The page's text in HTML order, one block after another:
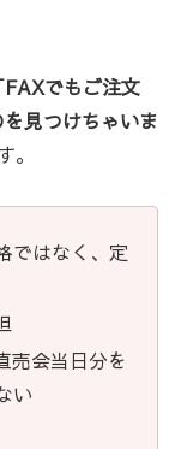
でもご注文
見つけちゃいま
。
ではなく、定
売会当日分を
い